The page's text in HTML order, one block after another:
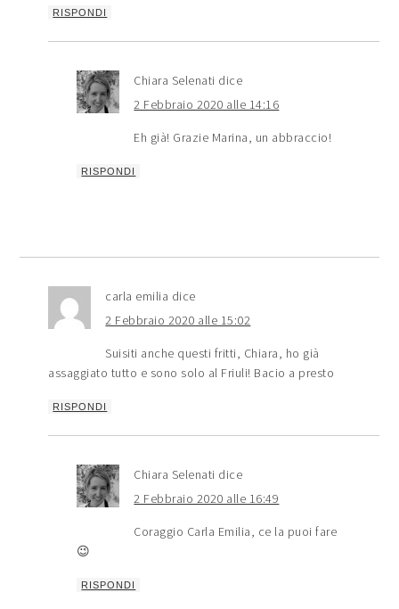
RISPONDI
Chiara Selenati dice
2 Febbraio 2020 alle 14:16
Eh già! Grazie Marina, un abbraccio!
RISPONDI
carla emilia dice
2 Febbraio 2020 alle 15:02
Suisiti anche questi fritti, Chiara, ho già
assaggiato tutto e sono solo al Friuli! Bacio a presto
RISPONDI
Chiara Selenati dice
2 Febbraio 2020 alle 16:49
Coraggio Carla Emilia, ce la puoi fare
😉
RISPONDI